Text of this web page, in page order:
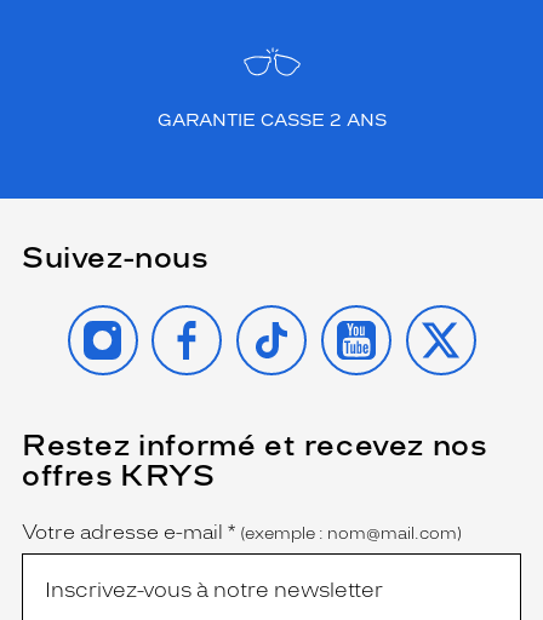
r
GARANTIE CASSE 2 ANS
Suivez-nous
INSTAGRAMFACEBOOK
TIKTOK YOUTUBE
X
Restez informé et recevez nos
offres KRYS
Name
Votre adresse e-mail *
(Ce
champ
est
obligatoire)
(exemple : nom@mail.com)